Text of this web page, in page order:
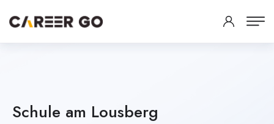
Schule am Lousberg